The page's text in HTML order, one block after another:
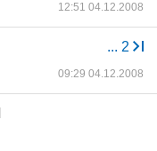
12:51 04.12.2008
... 2
09:29 04.12.2008